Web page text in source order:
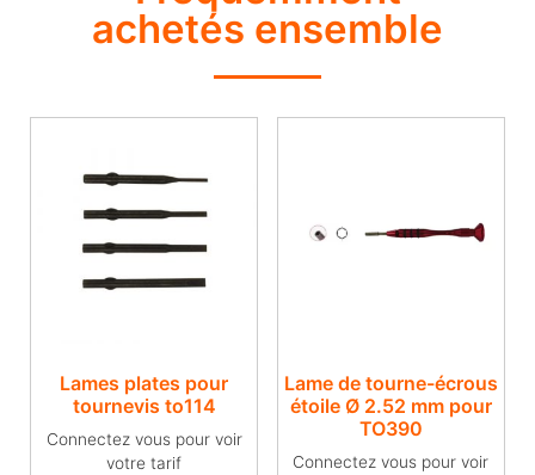
achetés ensemble
Lames plates pour
tournevis to114
Connectez vous pour voir
votre tarif
Lame de tourne-écrous
étoile Ø 2.52 mm pour
TO390
Connectez vous pour voir